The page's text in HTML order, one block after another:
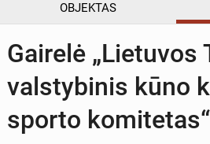
OBJEKTAS
Gairelė „Lietuvos
valstybinis kūno
sporto komitetas“